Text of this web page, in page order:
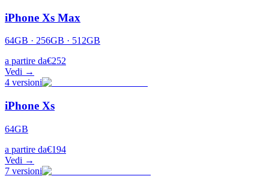
iPhone Xs Max
64GB · 256GB · 512GB
a partire da€252
Vedi →
4 versioni
iPhone Xs
64GB
a partire da€194
Vedi →
7 versioni